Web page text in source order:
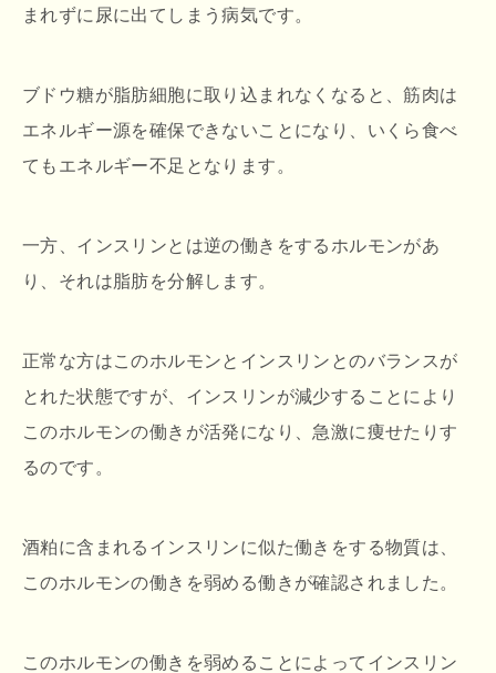
まれずに尿に出てしまう病気です。
ブドウ糖が脂肪細胞に取り込まれなくなると、筋肉は
エネルギー源を確保できないことになり、いくら食べ
てもエネルギー不足となります。
一方、インスリンとは逆の働きをするホルモンがあ
り、それは脂肪を分解します。
正常な方はこのホルモンとインスリンとのバランスが
とれた状態ですが、インスリンが減少することにより
このホルモンの働きが活発になり、急激に痩せたりす
るのです。
酒粕に含まれるインスリンに似た働きをする物質は、
このホルモンの働きを弱める働きが確認されました。
このホルモンの働きを弱めることによってインスリン